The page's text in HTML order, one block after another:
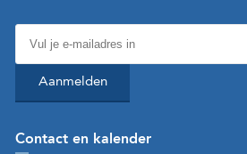
Aanmelden
Contact en kalender